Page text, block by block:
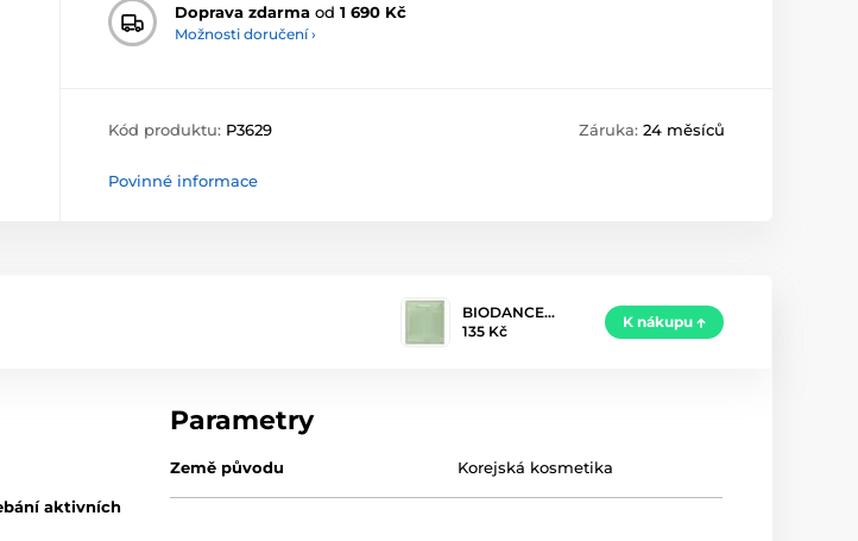
Doprava zdarma od 1 690 Kč
Možnosti doručení ›
Kód produktu: P3629 Záruka: 24 měsíců
Povinné informace
BIODANCE…
135 Kč
K nákupu
aktivních
Parametry
Země původu Korejská kosmetika